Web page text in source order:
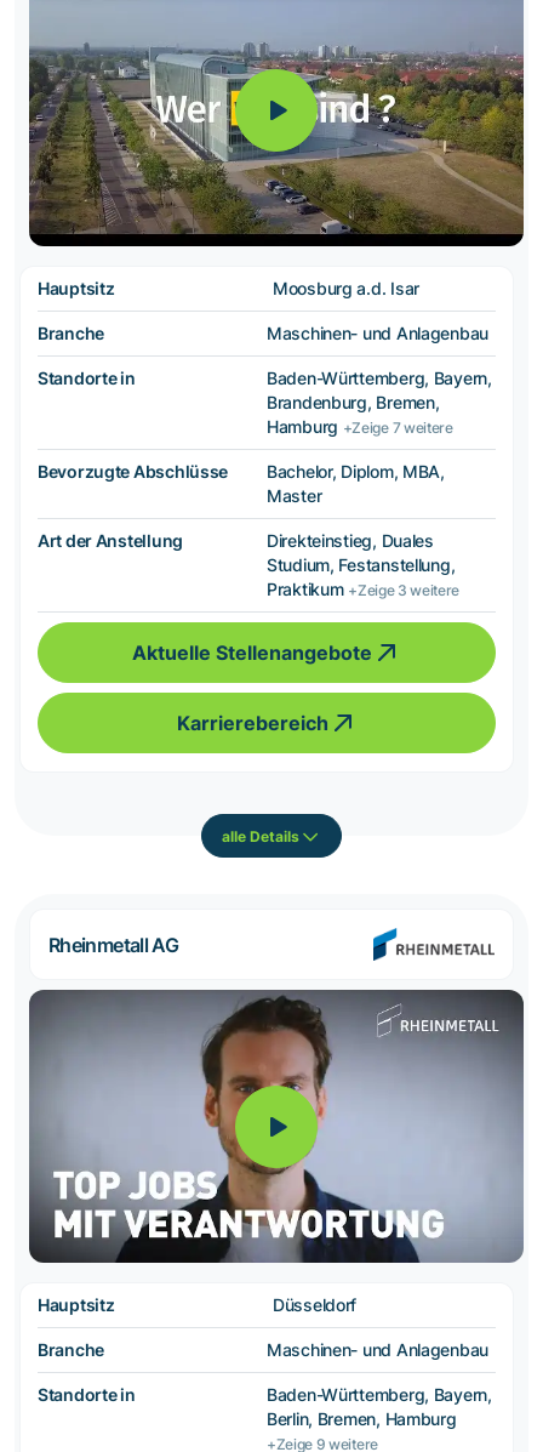
Hauptsitz Moosburg a.d. Isar
Branche Maschinen- und Anlagenbau
Standorte in
Baden-Württemberg, Bayern,
Brandenburg, Bremen,
Hamburg +Zeige 7 weitere
Bevorzugte Abschlüsse
Bachelor, Diplom, MBA,
Master
Art der Anstellung
Direkteinstieg, Duales
Studium, Festanstellung,
Praktikum +Zeige 3 weitere
Aktuelle Stellenangebote
Karrierebereich
alle Details
Rheinmetall AG
Hauptsitz Düsseldorf
Branche Maschinen- und Anlagenbau
Standorte in
Baden-Württemberg, Bayern,
Berlin, Bremen, Hamburg
+Zeige 9 weitere